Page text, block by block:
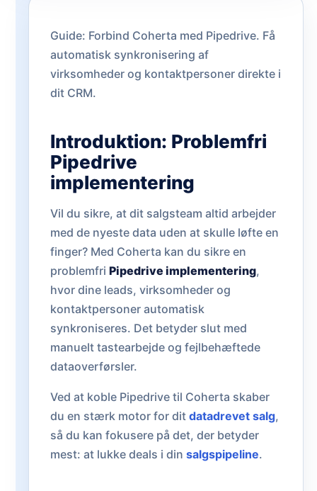
Guide: Forbind Coherta med Pipedrive. Få
automatisk synkronisering af
virksomheder og kontaktpersoner direkte i
dit CRM.
Introduktion: Problemfri
Pipedrive
implementering
Vil du sikre, at dit salgsteam altid arbejder
med de nyeste data uden at skulle løfte en
finger? Med Coherta kan du sikre en
problemfri Pipedrive implementering,
hvor dine leads, virksomheder og
kontaktpersoner automatisk
synkroniseres. Det betyder slut med
manuelt tastearbejde og fejlbehæftede
dataoverførsler.
Ved at koble Pipedrive til Coherta skaber
du en stærk motor for dit datadrevet salg,
så du kan fokusere på det, der betyder
mest: at lukke deals i din salgspipeline.